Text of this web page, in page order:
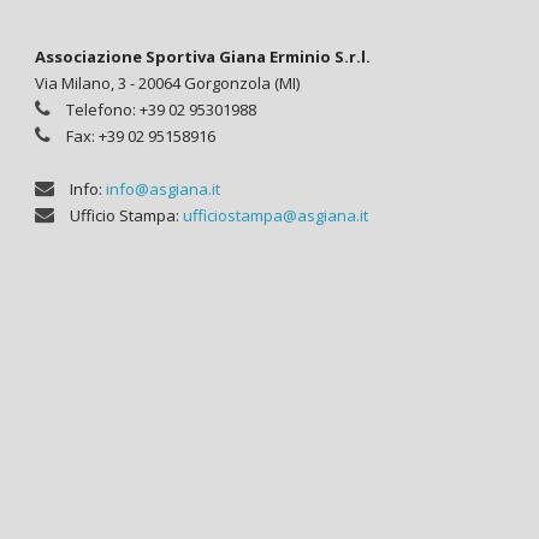
Associazione Sportiva Giana Erminio S.r.l.
Via Milano, 3 - 20064 Gorgonzola (MI)
Telefono: +39 02 95301988
Fax: +39 02 95158916
Info: info@asgiana.it
Ufficio Stampa: ufficiostampa@asgiana.it